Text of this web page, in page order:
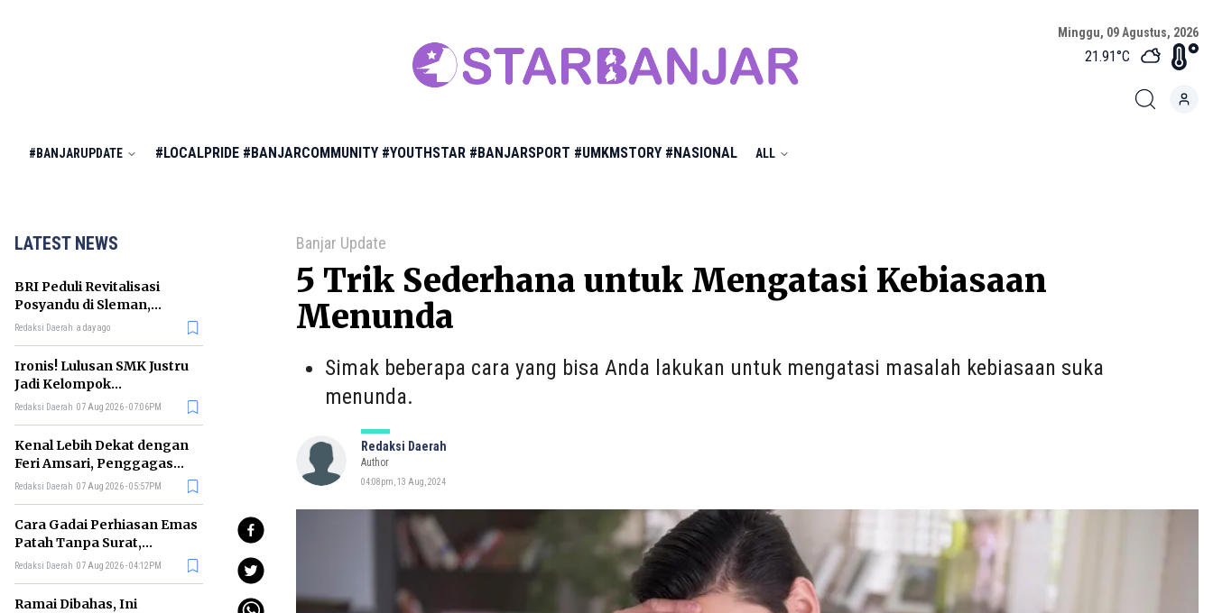
Minggu, 09 Agustus, 2026
21.91°C
#BANJARUPDATE #LOCALPRIDE #BANJARCOMMUNITY #YOUTHSTAR #BANJARSPORT #UMKMSTORY #NASIONAL ALL
LATEST NEWS
BRI Peduli Revitalisasi
Posyandu di Sleman,
Dorong Penurunan
Redaksi Daerah a day ago
Ironis! Lulusan SMK Justru
Jadi Kelompok
Pengangguran Terbanyak
Redaksi Daerah 07 Aug 2026 - 07:06PM
Kenal Lebih Dekat dengan
Feri Amsari, Penggagas
Kabinet Bayangan
Redaksi Daerah 07 Aug 2026 - 05:57PM
Cara Gadai Perhiasan Emas
Patah Tanpa Surat,
Ternyata Tetap Bisa!
Redaksi Daerah 07 Aug 2026 - 04:12PM
Ramai Dibahas, Ini
Banjar Update
5 Trik Sederhana untuk Mengatasi Kebiasaan
Menunda
Simak beberapa cara yang bisa Anda lakukan untuk mengatasi masalah kebiasaan suka
menunda.
Redaksi Daerah
Author
04:08pm, 13 Aug, 2024